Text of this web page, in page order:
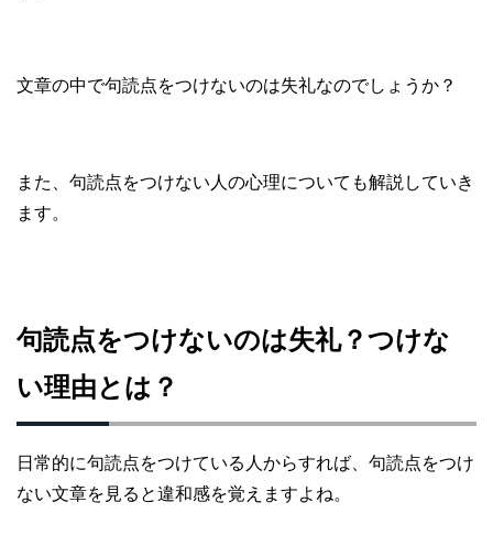
文章の中で句読点をつけないのは失礼なのでしょうか？
また、句読点をつけない人の心理についても解説していき
ます。
句読点をつけないのは失礼？つけな
い理由とは？
日常的に句読点をつけている人からすれば、句読点をつけ
ない文章を見ると違和感を覚えますよね。